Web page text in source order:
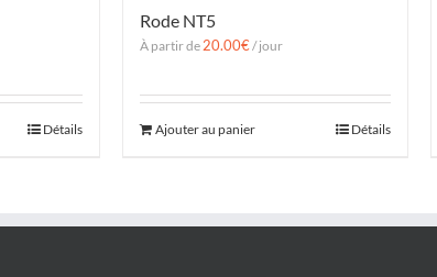
Détails
Rode NT5
À partir de 20.00€/ jour
Ajouter au panier Détails